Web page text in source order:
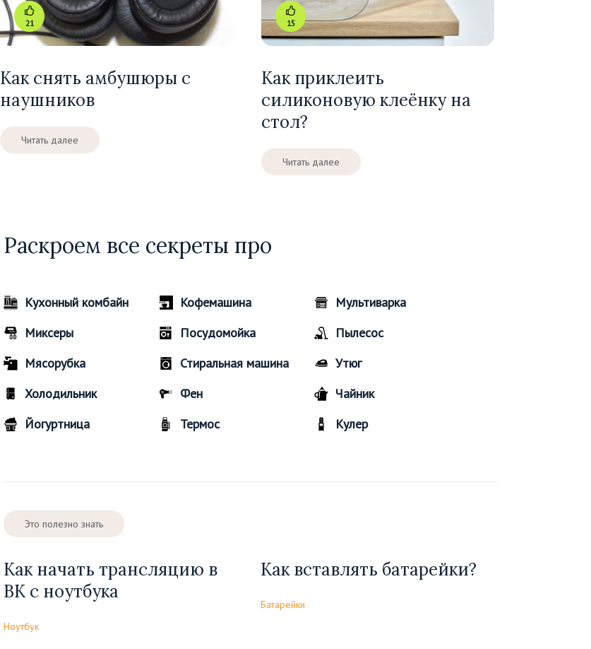
21
Как снять амбушюры с
наушников
Читать далее
15
Как приклеить
силиконовую клеёнку на
стол?
Читать далее
Раскроем все секреты про
Кухонный комбайн Кофемашина
Мультиварка
Миксеры
Посудомойка
Пылесос
Мясорубка
Стиральная машина
Утюг
Холодильник
Фен
Чайник
Йогуртница
Термос Кулер
Это полезно знать
Как начать трансляцию в
ВК с ноутбука
Ноутбук
Как вставлять батарейки?
Батарейки